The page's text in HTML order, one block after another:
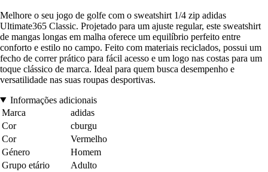
Melhore o seu jogo de golfe com o sweatshirt 1/4 zip adidas
Ultimate365 Classic. Projetado para um ajuste regular, este sweatshirt
de mangas longas em malha oferece um equilíbrio perfeito entre
conforto e estilo no campo. Feito com materiais reciclados, possui um
fecho de correr prático para fácil acesso e um logo nas costas para um
toque clássico de marca. Ideal para quem busca desempenho e
versatilidade nas suas roupas desportivas.
Informações adicionais
Marca
adidas
Cor
cburgu
Cor
Vermelho
Género
Homem
Grupo etário
Adulto